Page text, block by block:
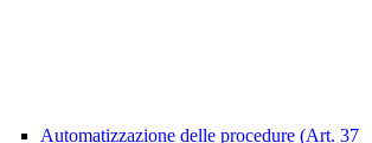
Automatizzazione delle procedure (Art. 37